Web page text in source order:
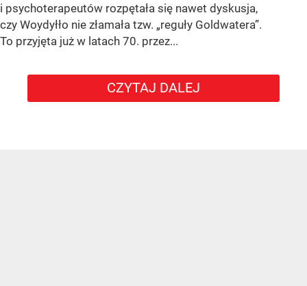
i psychoterapeutów rozpętała się nawet dyskusja,
czy Woydyłło nie złamała tzw. „reguły Goldwatera”.
To przyjęta już w latach 70. przez...
CZYTAJ DALEJ